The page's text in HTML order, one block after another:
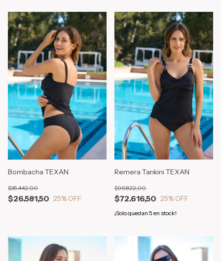
Bombacha TEXAN
$26.581,50
$35.442,00
25% OFF
Remera Tankini TEXAN
$72.616,50
$96.822,00
25% OFF
¡Solo quedan 5 en stock!